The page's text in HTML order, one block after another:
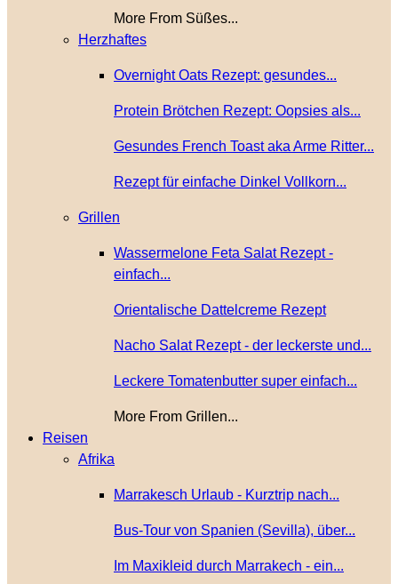
More From Süßes...
Herzhaftes
Overnight Oats Rezept: gesundes...
Protein Brötchen Rezept: Oopsies als...
Gesundes French Toast aka Arme Ritter...
Rezept für einfache Dinkel Vollkorn...
Grillen
Wassermelone Feta Salat Rezept -
einfach...
Orientalische Dattelcreme Rezept
Nacho Salat Rezept - der leckerste und...
Leckere Tomatenbutter super einfach...
More From Grillen...
Reisen
Afrika
Marrakesch Urlaub - Kurztrip nach...
Bus-Tour von Spanien (Sevilla), über...
Im Maxikleid durch Marrakech - ein...